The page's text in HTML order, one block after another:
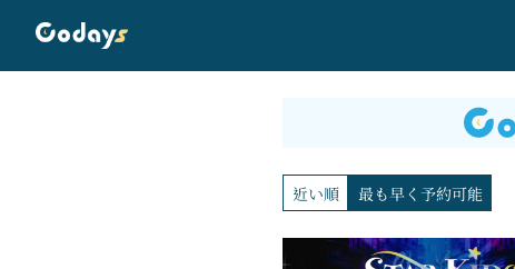
近い順 最も早く予約可能